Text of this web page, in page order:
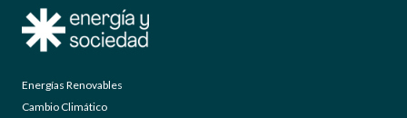
Energías Renovables
Cambio Climático